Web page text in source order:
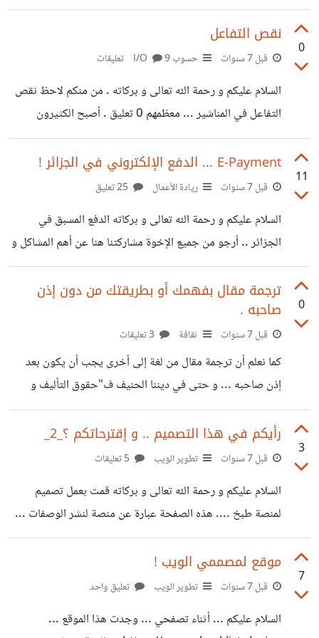
ترامب ، غوغل كانت أحد المقطعين إستخدمت حجة التجسس و
الأمن لتبرر موقفها . كما أعلم و تعلمون أن حججهم واهية و لا
تمت بصلة للواقع ، القصة و ما فيها سياسية ، محاولة من أمريكا
كل الروابط في الأسفل لكي تفهم جيدا
0
نقص التفاعل
قبل 7 سنوات حسوب I/O9 تعليقات
السلام عليكم و رحمة الله تعالى و بركاته . من منكم لاحظ نقص
التفاعل في المناشير ... معظمهم 0 تعليق . أصبح الكثيرون
يسألون دون أن يلتفت إليهم أحد لإجابتهم .
11
E-Payment ... الدفع الإلكتروني في الجزائر !
قبل 7 سنوات ريادة الأعمال
السلام عليكم و رحمة الله تعالى و بركاته الدفع المسبق في
الجزائر .. أرجو من جميع الإخوة مشاركتنا هنا عن أهم المشاكل و
العراقيل التي لم تسمح لهذا المجال من الظهور في الجزائر .
سؤال آخر : هل لو قمنا ببناء مشروع للدفع الإلكتروني في أسفل
السؤال ، هل سيفشل ؟ و لماذا ؟ شرح مشروع الدفع الإلكتروني (
). - صنع تطبيق dzpay للهواتف الأندرويد و
0
ترجمة مقال بفهمك أو بطريقتك من دون إذن
صاحبه .
قبل 7 سنوات ثقافة
كما نعلم أن ترجمة مقال من لغة إلى أخرى يجب أن يكون بعد
إذن صاحبه ... و حتى في ديننا الحنيف ف"حقوق التأليف و
الإبتكار معتبرة شرعا و لا يجوز الإعتداء عليها "... الجملة الأخيرة
مأخوذة من هنا
https://islamqa.info/ar/answers/277189/%D8%A
%D8%AA%D8%B1%D8%AC%D9%85%D8%A9-
%D8%A7%D9%84%D9%83%D8%AA%D8%A7%D
8%A8-
%D9%88%D8%A8%D9%8A%D8%B9%D9%87-
%D8%AF%D9%88%D9%86-
%D8%A7%D8%B0%D9%86-
3
رأيكم في هذا التصميم .. و إقترحاتكم ؟_2_
قبل 7 سنوات تطوير الويب
السلام عليكم و رحمة الله تعالى و بركاته قمت بعمل تصميم
لمنصة طبخ .... هذه الصفحة عبارة عن منصة لنشر الوصفات ...
ما هي آراؤكم . قمت بدمج فكرة تصميم instagram مع فكرة
تصميم hsoub . لمن يسأل عن البرنامج المستخدم في التصميم
: figma (سهل جدا و بسيط). الآراء من حيث : تجربة المستخدم
أخرى ... https://i.suar.me/LW614/l
7
موقع لمصممي الويب !
قبل 7 سنوات تطوير الويب تعليق واحد
السلام عليكم ... أثناء تصفحي ... وجدت هذا الموقع ...